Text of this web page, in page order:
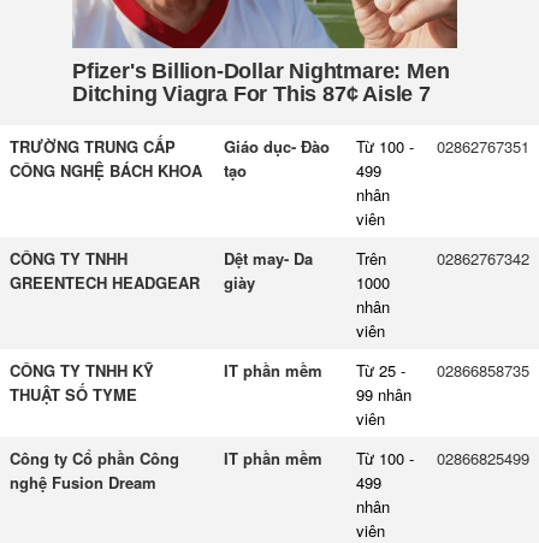
TRƯỜNG TRUNG CẤP
CÔNG NGHỆ BÁCH KHOA
Giáo dục- Đào
tạo
Từ 100 -
499
nhân
viên
02862767351
CÔNG TY TNHH
GREENTECH HEADGEAR
Dệt may- Da
giày
Trên
1000
nhân
viên
02862767342
CÔNG TY TNHH KỸ
THUẬT SỐ TYME
IT phần mềm
Từ 25 -
99 nhân
viên
02866858735
Công ty Cổ phần Công
nghệ Fusion Dream
IT phần mềm
Từ 100 -
499
nhân
viên
02866825499